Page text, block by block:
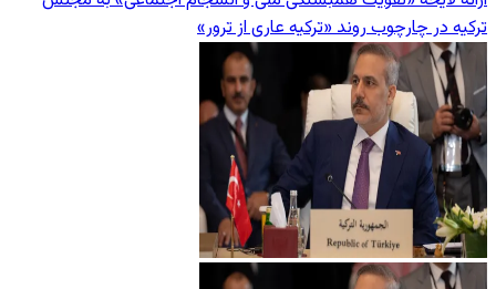
ترکیه در چارچوب روند «ترکیه عاری از ترور»